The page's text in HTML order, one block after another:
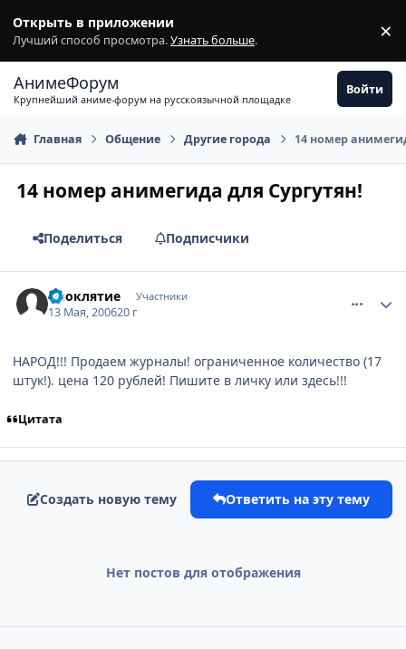
Открыть в приложении
Лучший способ просмотра.Узнать больше. ×
АнимеФорум
Крупнейший аниме-форум на русскоязычной площадке
Войти
Главная Общение Другие города 14 номер
14 номер анимегида для Сургутян!
Поделиться Подписчики
Проклятие Участники
13 Мая, 200620 г
НАРОД!!! Продаем журналы! ограниченное количество (17
штук!). цена 120 рублей! Пишите в личку или здесь!!!
Цитата
Создать новую тему Ответить на эту тему
Нет постов для отображения